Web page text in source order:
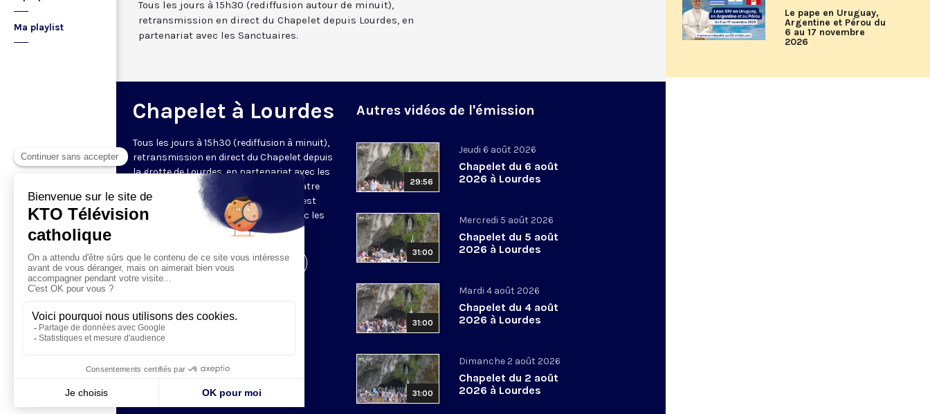
Ma playlist
Tous les jours à 15h30 (rediffusion autour de minuit),
retransmission en direct du Chapelet depuis Lourdes, en
partenariat avec les Sanctuaires.
Chapelet à Lourdes
Tous les jours à 15h30 (rediffusion à minuit),
retransmission en direct du Chapelet depuis
la grotte de Lourdes, en partenariat avec les
Sanctuaires. Chaque jour, l'une des quatre
méditations des mystères du Rosaire est
proposée en communion de prière avec les
Visiter la page de l'émission
Autres vidéos de l'émission
29:56
Jeudi 6 août 2026
Chapelet du 6 août
2026 à Lourdes
31:00
Mercredi 5 août 2026
Chapelet du 5 août
2026 à Lourdes
31:00
Mardi 4 août 2026
Chapelet du 4 août
2026 à Lourdes
31:00
Dimanche 2 août 2026
Chapelet du 2 août
2026 à Lourdes
Le pape en Uruguay,
Argentine et Pérou du
6 au 17 novembre
2026